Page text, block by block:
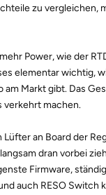
zu vergleichen,
Power, wie der
elementar wichtig,
am Markt gibt. Das
verkehrt machen.
an Board der
dran vorbei
Firmware,
auch RESO Switch